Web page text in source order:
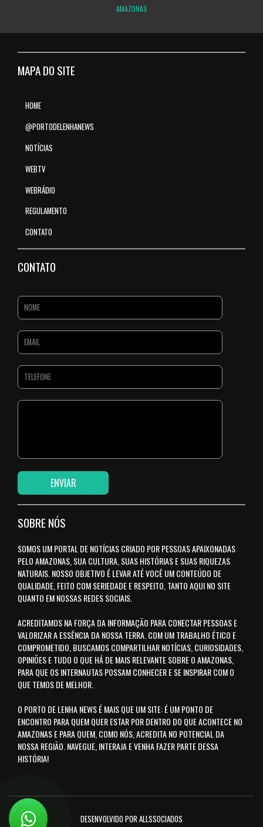
AMAZONAS
MAPA DO SITE
HOME
@PORTODELENHANEWS
NOTÍCIAS
WEBTV
WEBRÁDIO
REGULAMENTO
CONTATO
CONTATO
SOBRE NÓS
SOMOS UM PORTAL DE NOTÍCIAS CRIADO POR PESSOAS APAIXONADAS
PELO AMAZONAS, SUA CULTURA, SUAS HISTÓRIAS E SUAS RIQUEZAS
NATURAIS. NOSSO OBJETIVO É LEVAR ATÉ VOCÊ UM CONTEÚDO DE
QUALIDADE, FEITO COM SERIEDADE E RESPEITO, TANTO AQUI NO SITE
QUANTO EM NOSSAS REDES SOCIAIS.
ACREDITAMOS NA FORÇA DA INFORMAÇÃO PARA CONECTAR PESSOAS E
VALORIZAR A ESSÊNCIA DA NOSSA TERRA. COM UM TRABALHO ÉTICO E
COMPROMETIDO, BUSCAMOS COMPARTILHAR NOTÍCIAS, CURIOSIDADES,
OPINIÕES E TUDO O QUE HÁ DE MAIS RELEVANTE SOBRE O AMAZONAS,
PARA QUE OS INTERNAUTAS POSSAM CONHECER E SE INSPIRAR COM O
QUE TEMOS DE MELHOR.
O PORTO DE LENHA NEWS É MAIS QUE UM SITE: É UM PONTO DE
ENCONTRO PARA QUEM QUER ESTAR POR DENTRO DO QUE ACONTECE NO
AMAZONAS E PARA QUEM, COMO NÓS, ACREDITA NO POTENCIAL DA
NOSSA REGIÃO. NAVEGUE, INTERAJA E VENHA FAZER PARTE DESSA
HISTÓRIA!
DESENVOLVIDO POR ALLSSOCIADOS